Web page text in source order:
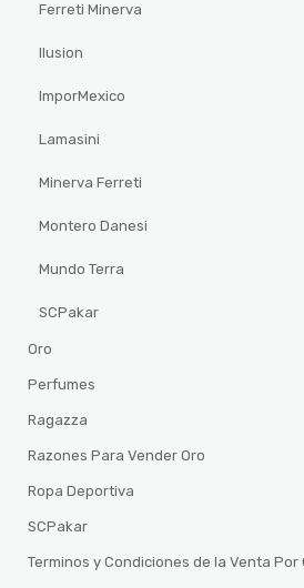
Ferreti Minerva
Ilusion
ImporMexico
Lamasini
Minerva Ferreti
Montero Danesi
Mundo Terra
SCPakar
Oro
Perfumes
Ragazza
Razones Para Vender Oro
Ropa Deportiva
SCPakar
Terminos y Condiciones de la Venta Por